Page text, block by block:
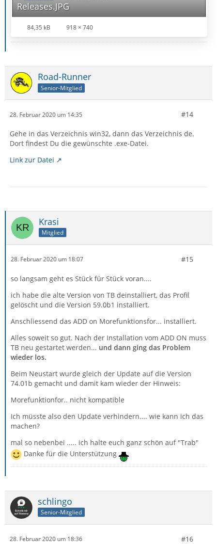
Releases.JPG
84,35 kB 918 × 740
Road-Runner
Senior-Mitglied
28. Februar 2020 um 14:35 #14
Gehe in das Verzeichnis win32, dann das Verzeichnis de.
Dort findest Du die gewünschte .exe-Datei.
Link zur Datei
Krasi
Mitglied
28. Februar 2020 um 18:07 #15
so langsam geht es Stück für Stück voran....
ich habe die alte Version von TB deinstalliert, das Profil
gelöscht und die Version 59.0b1 installiert.
Anschliessend das ADD on Morefunktionsfor... installiert.
Alles soweit so gut. Nach der Installation vom ADD ON muss
TB neu gestartet werden... und dann ging das Problem
wieder los.
Beim Neustart wurde gleich der Update auf die Version
74.01b gemacht und damit kam wieder der Hinweis:
Morefunktionfor.. nicht kompatible
Ich müsste also den Update verhindern.... wie kann ich das
machen?
mal so nebenbei ..... ich halte euch ganz schön auf "Trab"
Danke für die Unterstützung
schlingo
Senior-Mitglied
28. Februar 2020 um 18:36 #16